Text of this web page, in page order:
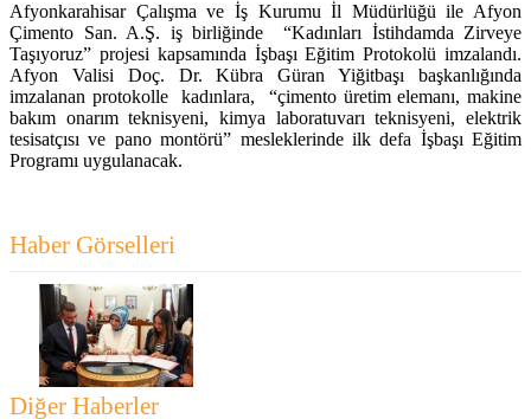
Afyonkarahisar Çalışma ve İş Kurumu İl Müdürlüğü ile Afyon
Çimento San. A.Ş. iş birliğinde “Kadınları İstihdamda Zirveye
Taşıyoruz” projesi kapsamında İşbaşı Eğitim Protokolü imzalandı.
Afyon Valisi Doç. Dr. Kübra Güran Yiğitbaşı başkanlığında
imzalanan protokolle kadınlara, “çimento üretim elemanı, makine
bakım onarım teknisyeni, kimya laboratuvarı teknisyeni, elektrik
tesisatçısı ve pano montörü” mesleklerinde ilk defa İşbaşı Eğitim
Programı uygulanacak.
Haber Görselleri
Diğer Haberler